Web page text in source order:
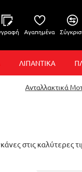
Αγαπημένα
ΛΙΠΑΝΤΙΚΑ
Ανταλλακτικά
στις καλύτερες